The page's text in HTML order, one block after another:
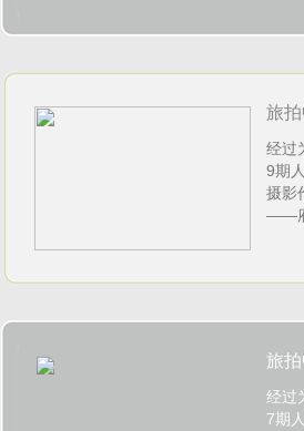
旅
经过
9期
摄影
——
旅
经过
7期